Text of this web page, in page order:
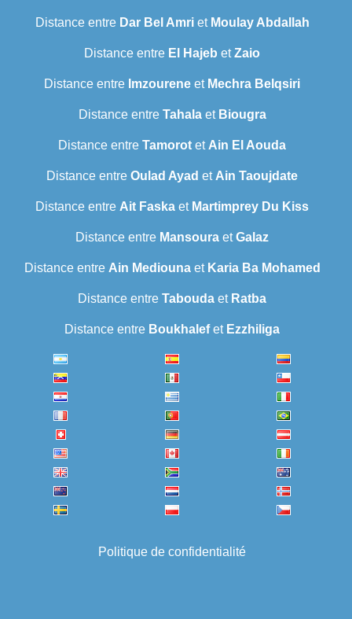
Distance entre Dar Bel Amriet Moulay Abdallah
Distance entre El Hajeb etZaio
Distance entre Imzourene et Mechra Belqsiri
Distance entre Tahalaet Biougra
Distance entre Tamorot et Ain El Aouda
Distance entre Oulad Ayad et Ain Taoujdate
Distance entre Ait Faska et Martimprey Du Kiss
Distance entre Mansoura etGalaz
Distance entre Ain Mediounaet Karia Ba Mohamed
Distance entre Tabouda et Ratba
Distance entre Boukhalefet Ezzhiliga
Politique de confidentialité